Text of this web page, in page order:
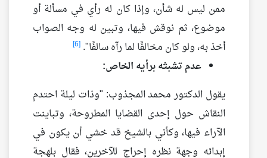
ممن ليس له شأن، وإذا كان له رأي في مسألة أو
موضوع، ثم نوقش فيها، وتبين له وجه الصواب
أخذ به، ولو كان مخالفًا لما رآه سالفًا". [6]
عدم تشبثه برأيه الخاص:
يقول الدكتور محمد المجذوب: "وذات ليلة احتدم
النقاش حول إحدى القضايا المطروحة، وتباينت
الآراء فيها، وكأني بالشيخ قد خشي أن يكون في
إبدائه وجهة نظره إحراج للآخرين، فقال بلهجة